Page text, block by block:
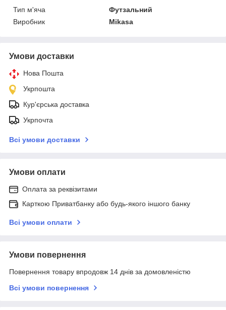
Тип м'яча
Футзальний
Виробник
Mikasa
Умови доставки
Нова Пошта
Укрпошта
Кур'єрська доставка
Укрпочта
Всі умови доставки
Умови оплати
Оплата за реквізитами
Карткою Приватбанку або будь-якого іншого банку
Всі умови оплати
Умови повернення
Повернення товару впродовж 14 днів за домовленістю
Всі умови повернення